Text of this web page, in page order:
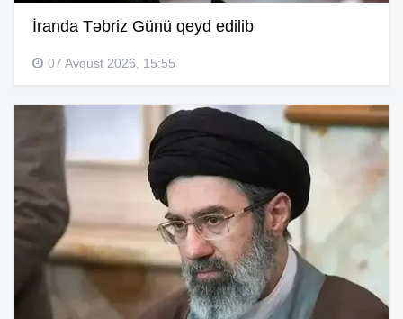
İranda Təbriz Günü qeyd edilib
07 Avqust 2026, 15:55